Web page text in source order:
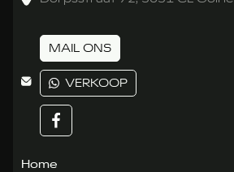
MAIL ONS
VERKOOP
Home